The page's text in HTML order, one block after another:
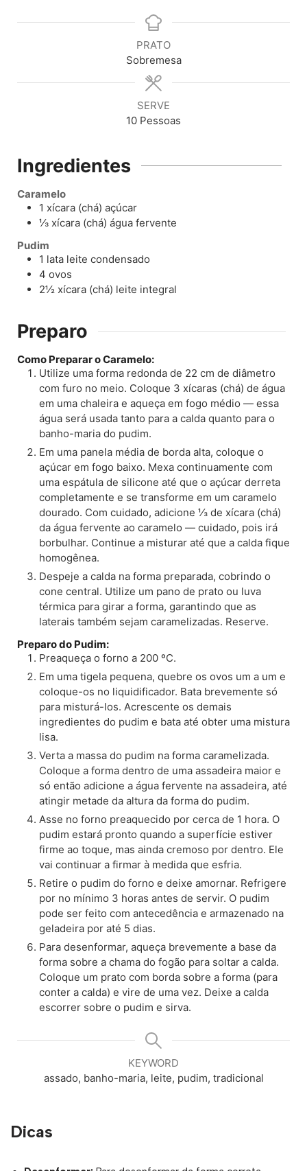
PRATO
Sobremesa
SERVE
10 Pessoas
Ingredientes
Caramelo
1 xícara (chá) açúcar
⅓ xícara (chá) água fervente
Pudim
1 lata leite condensado
4 ovos
2½ xícara (chá) leite integral
Preparo
Como Preparar o Caramelo:
Utilize uma forma redonda de 22 cm de diâmetro
com furo no meio. Coloque 3 xícaras (chá) de água
em uma chaleira e aqueça em fogo médio — essa
água será usada tanto para a calda quanto para o
banho-maria do pudim.
Em uma panela média de borda alta, coloque o
açúcar em fogo baixo. Mexa continuamente com
uma espátula de silicone até que o açúcar derreta
completamente e se transforme em um caramelo
dourado. Com cuidado, adicione ⅓ de xícara (chá)
da água fervente ao caramelo — cuidado, pois irá
borbulhar. Continue a misturar até que a calda fique
homogênea.
Despeje a calda na forma preparada, cobrindo o
cone central. Utilize um pano de prato ou luva
térmica para girar a forma, garantindo que as
laterais também sejam caramelizadas. Reserve.
Preparo do Pudim:
Preaqueça o forno a 200 ºC.
Em uma tigela pequena, quebre os ovos um a um e
coloque-os no liquidificador. Bata brevemente só
para misturá-los. Acrescente os demais
ingredientes do pudim e bata até obter uma mistura
lisa.
Verta a massa do pudim na forma caramelizada.
Coloque a forma dentro de uma assadeira maior e
só então adicione a água fervente na assadeira, até
atingir metade da altura da forma do pudim.
Asse no forno preaquecido por cerca de 1 hora. O
pudim estará pronto quando a superfície estiver
firme ao toque, mas ainda cremoso por dentro. Ele
vai continuar a firmar à medida que esfria.
Retire o pudim do forno e deixe amornar. Refrigere
por no mínimo 3 horas antes de servir. O pudim
pode ser feito com antecedência e armazenado na
geladeira por até 5 dias.
Para desenformar, aqueça brevemente a base da
forma sobre a chama do fogão para soltar a calda.
Coloque um prato com borda sobre a forma (para
conter a calda) e vire de uma vez. Deixe a calda
escorrer sobre o pudim e sirva.
KEYWORD
assado, banho-maria, leite, pudim, tradicional
Dicas